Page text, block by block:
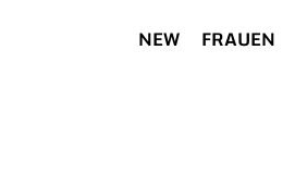
NEW FRAUEN